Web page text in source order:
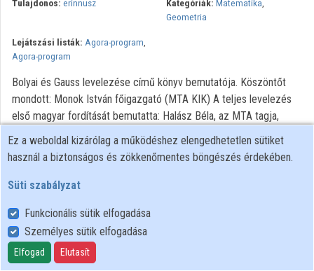
Tulajdonos: erinnusz Kategóriák: Matematika,
Geometria
Lejátszási listák: Agora-program,
Agora-program
Bolyai és Gauss levelezése című könyv bemutatója. Köszöntőt
mondott: Monok István főigazgató (MTA KIK) A teljes levelezés
első magyar fordítását bemutatta: Halász Béla, az MTA tagja,
professor emeritus, a Bolyai János Alapítvány elnöke (2001–2016)
Gazda István tudománytörténész, igazgató (Magyar
Tudománytörténeti Intézet) Nagy Ferenc főszerkesztő-kiadó
(Magyar Tudóslexikon)
Felhasználói szabályzat
Adatkezelési tájékoztató
Süti szabályzat
Ez a weboldal kizárólag a működéshez elengedhetetlen sütiket
használ a biztonságos és zökkenőmentes böngészés érdekében.
Süti szabályzat
Funkcionális sütik elfogadása
Személyes sütik elfogadása
Elfogad Elutasít